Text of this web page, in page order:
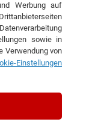
Werbung auf
sowie in
Verwendung von
Einstellungen